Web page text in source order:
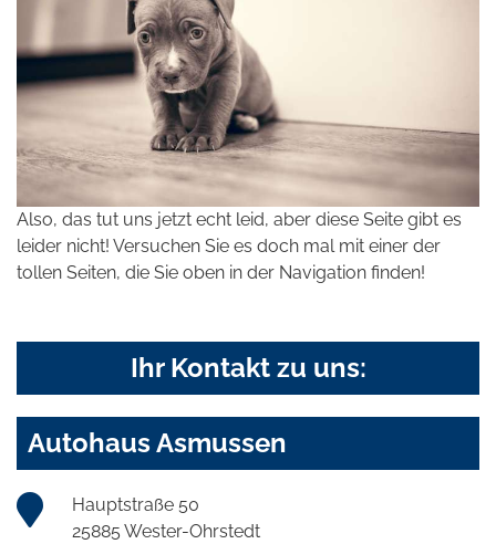
Also, das tut uns jetzt echt leid, aber diese Seite gibt es
leider nicht! Versuchen Sie es doch mal mit einer der
tollen Seiten, die Sie oben in der Navigation finden!
Ihr Kontakt zu uns:
Autohaus Asmussen
Hauptstraße 50
25885 Wester-Ohrstedt